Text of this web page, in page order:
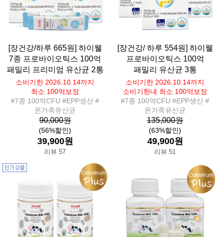
[장건강/하루 665원] 하이웰
7종 프로바이오틱스 100억
패밀리 프리미엄 유산균 2통
소비기한 2026.10.14까지
최소 100억보장
#7종 100억CFU #EPP생산 #
온가족유산균
90,000원
(56%할인)
39,900원
리뷰 57
[장건강/ 하루 554원] 하이웰
프로바이오틱스 100억
패밀리 유산균 3통
소비기한 2026.10.14까지
소비기한내 최소 100억보장
#7종 100억CFU #EPP생산 #
온가족유산균
135,000원
(63%할인)
49,900원
리뷰 51